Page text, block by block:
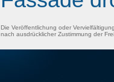
Die Veröffentlichung oder
nach ausdrücklicher Zustimmung der